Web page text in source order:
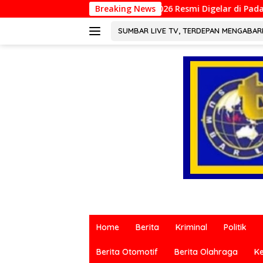
ke
Breaking News
2026 Resmi Digelar di Padang, Perkuat Kolaborasi
SUMBAR LIVE TV, TERDEPAN
terkini
berbagai
Home Berita Kriminal Politik
Berita Otomotif Berita Olahraga